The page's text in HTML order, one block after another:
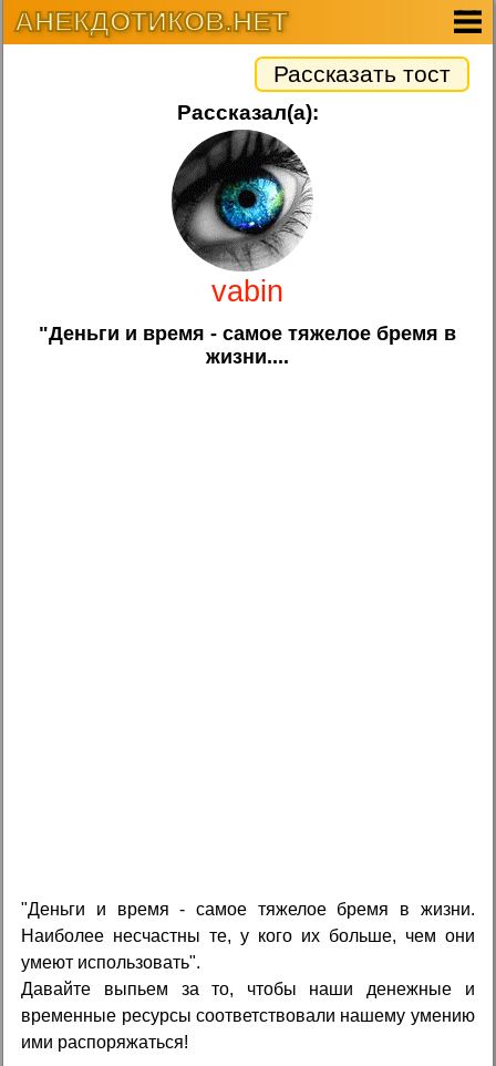
АНЕКДОТИКОВ.НЕТ
Рассказать тост
Рассказал(а):
vabin
"Деньги и время - самое тяжелое бремя в
жизни....
"Деньги и время - самое тяжелое бремя в жизни.
Наиболее несчастны те, у кого их больше, чем они
умеют использовать".
Давайте выпьем за то, чтобы наши денежные и
временные ресурсы соответствовали нашему умению
ими распоряжаться!